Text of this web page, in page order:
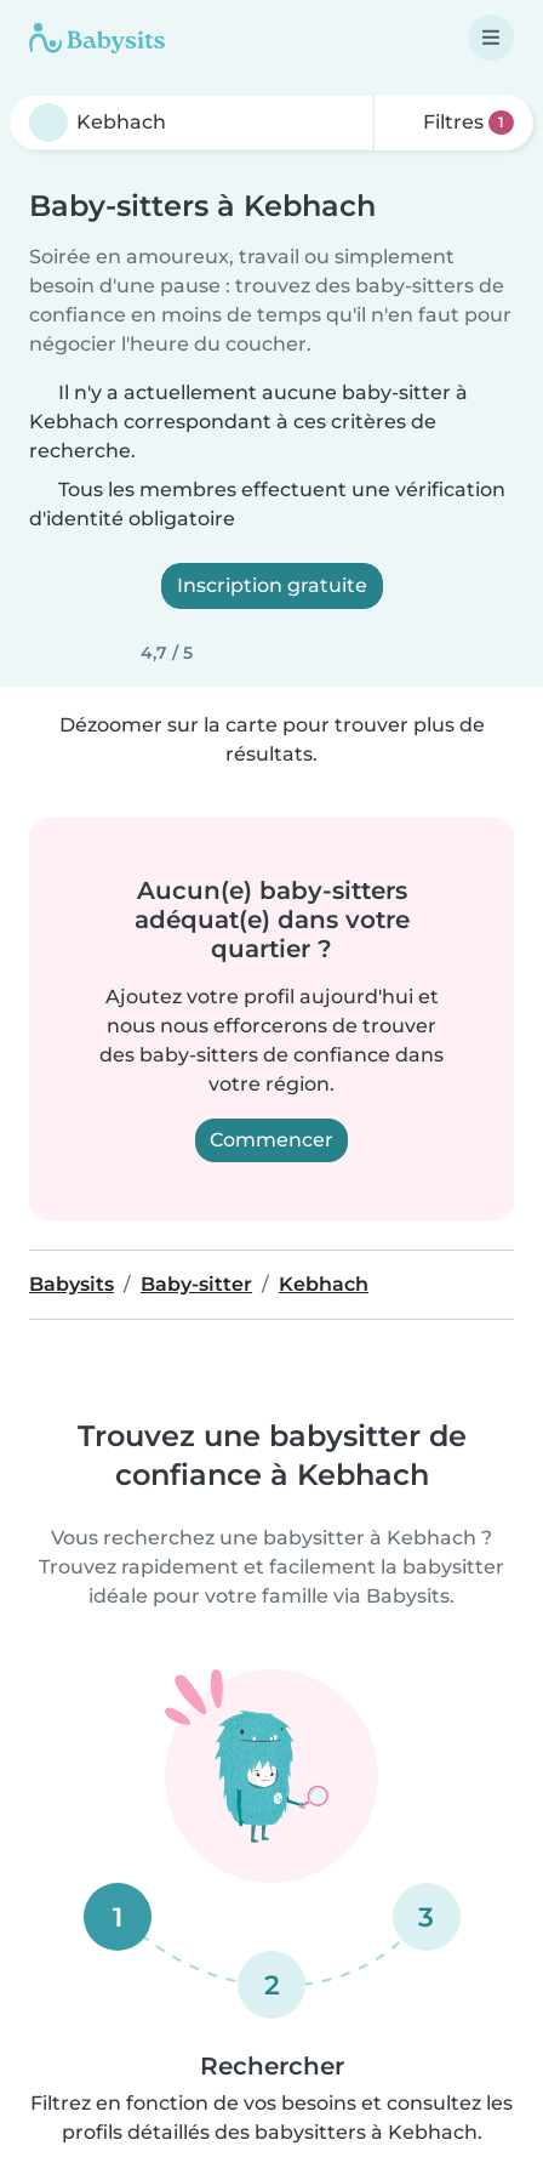
Filtres 1
Baby-sitters à Kebhach
Soirée en amoureux, travail ou simplement
besoin d'une pause : trouvez des baby-sitters de
confiance en moins de temps qu'il n'en faut pour
négocier l'heure du coucher.
Il n'y a actuellement aucune baby-sitter à
Kebhach correspondant à ces critères de
recherche.
Tous les membres effectuent une vérification
d'identité obligatoire
Inscription gratuite
4,7 / 5
Dézoomer sur la carte pour trouver plus de
résultats.
Aucun(e) baby-sitters
adéquat(e) dans votre
quartier ?
Ajoutez votre profil aujourd'hui et
nous nous efforcerons de trouver
des baby-sitters de confiance dans
votre région.
Commencer
Babysits Baby-sitter Kebhach
Trouvez une babysitter de
confiance à Kebhach
Vous recherchez une babysitter à Kebhach ?
Trouvez rapidement et facilement la babysitter
idéale pour votre famille via Babysits.
1
2
3
Rechercher
Filtrez en fonction de vos besoins et consultez les
profils détaillés des babysitters à Kebhach.